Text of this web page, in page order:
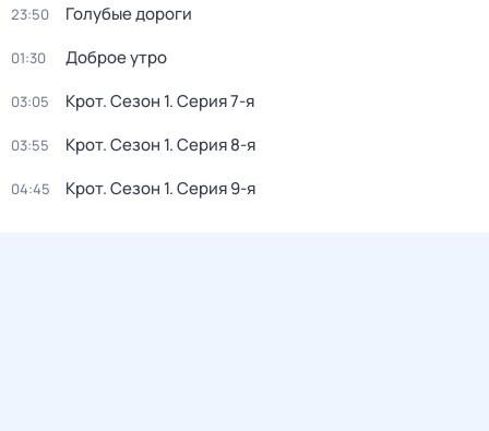
23:50 Голубые дороги
01:30 Доброе утро
03:05 Крот. Сезон 1. Серия 7-я
03:55 Крот. Сезон 1. Серия 8-я
04:45 Крот. Сезон 1. Серия 9-я